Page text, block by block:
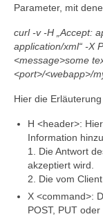
Parameter, mit
curl -v -H „Accept:
application/xml“ -X
<message>some
<port>/<webapp>/
Hier die
H <header>:
Information
1. Die Antwort
akzeptiert wird.
2. Die vom
X <command>:
POST, PUT